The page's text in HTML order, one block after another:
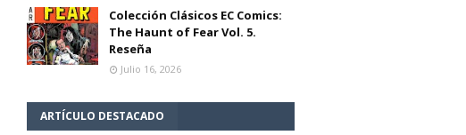
Colección Clásicos EC Comics:
The Haunt of Fear Vol. 5.
Reseña
Julio 16, 2026
ARTÍCULO DESTACADO